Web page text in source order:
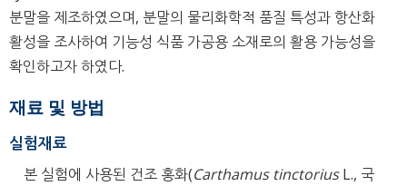
분말을 제조하였으며, 분말의 물리화학적 품질 특성과 항산화
활성을 조사하여 기능성 식품 가공용 소재로의 활용 가능성을
확인하고자 하였다.
재료 및 방법
실험재료
본 실험에 사용된 건조 홍화(Carthamus tinctoriusL., 국